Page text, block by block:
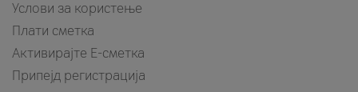
Услови за користење
Плати сметка
Активирајте Е-сметка
Припејд регистрација